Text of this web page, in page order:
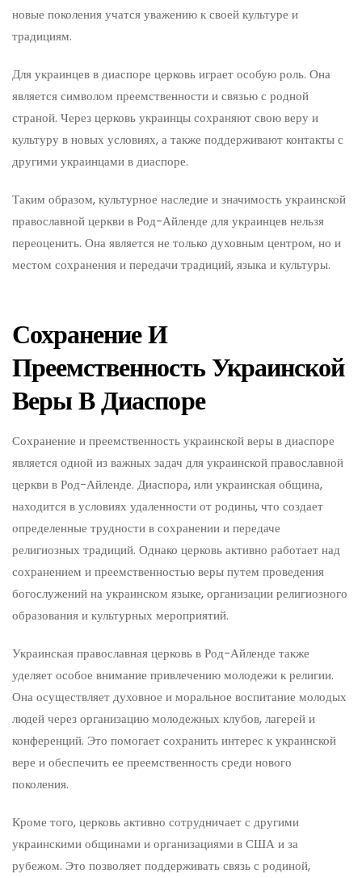
новые поколения учатся уважению к своей культуре и
традициям.
Для украинцев в диаспоре церковь играет особую роль. Она
является символом преемственности и связью с родной
страной. Через церковь украинцы сохраняют свою веру и
культуру в новых условиях, а также поддерживают контакты с
другими украинцами в диаспоре.
Таким образом, культурное наследие и значимость украинской
православной церкви в Род-Айленде для украинцев нельзя
переоценить. Она является не только духовным центром, но и
местом сохранения и передачи традиций, языка и культуры.
Сохранение И
Преемственность Украинской
Веры В Диаспоре
Сохранение и преемственность украинской веры в диаспоре
является одной из важных задач для украинской православной
церкви в Род-Айленде. Диаспора, или украинская община,
находится в условиях удаленности от родины, что создает
определенные трудности в сохранении и передаче
религиозных традиций. Однако церковь активно работает над
сохранением и преемственностью веры путем проведения
богослужений на украинском языке, организации религиозного
образования и культурных мероприятий.
Украинская православная церковь в Род-Айленде также
уделяет особое внимание привлечению молодежи к религии.
Она осуществляет духовное и моральное воспитание молодых
людей через организацию молодежных клубов, лагерей и
конференций. Это помогает сохранить интерес к украинской
вере и обеспечить ее преемственность среди нового
поколения.
Кроме того, церковь активно сотрудничает с другими
украинскими общинами и организациями в США и за
рубежом. Это позволяет поддерживать связь с родиной,